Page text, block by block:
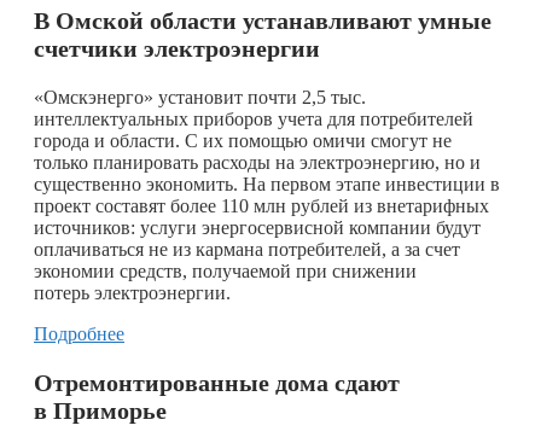
В Омской области устанавливают умные
счетчики электроэнергии
«Омскэнерго» установит почти 2,5 тыс.
интеллектуальных приборов учета для потребителей
города и области. С их помощью омичи смогут не
только планировать расходы на электроэнергию, но и
существенно экономить. На первом этапе инвестиции в
проект составят более 110 млн рублей из внетарифных
источников: услуги энергосервисной компании будут
оплачиваться не из кармана потребителей, а за счет
экономии средств, получаемой при снижении
потерь электроэнергии.
Подробнее
Отремонтированные дома сдают
в Приморье